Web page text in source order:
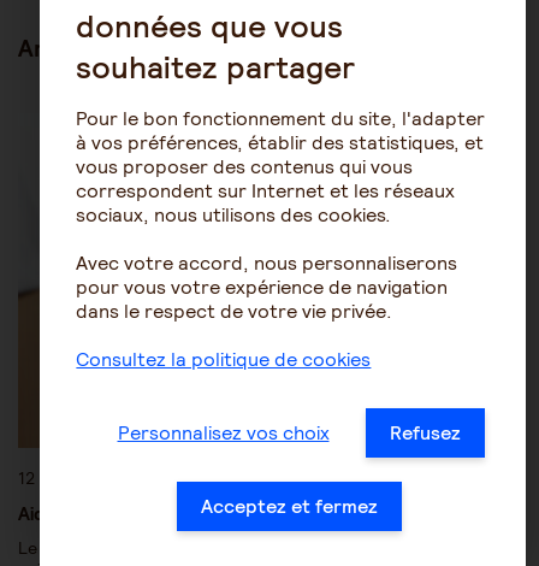
Articles en lien
Être aidant Le rôle de l'aidant
12 octobre 2016
Aidants : suivez le guide !
Le ministère des Solidarités et de la Santé a édité, en 2015, le
données que vous
souhaitez partager
Pour le bon fonctionnement du site, l'adapter
à vos préférences, établir des statistiques, et
vous proposer des contenus qui vous
correspondent sur Internet et les réseaux
sociaux, nous utilisons des cookies.
Avec votre accord, nous personnaliserons
pour vous votre expérience de navigation
dans le respect de votre vie privée.
Consultez la politique de cookies
Personnalisez vos choix Refusez
Acceptez et fermez